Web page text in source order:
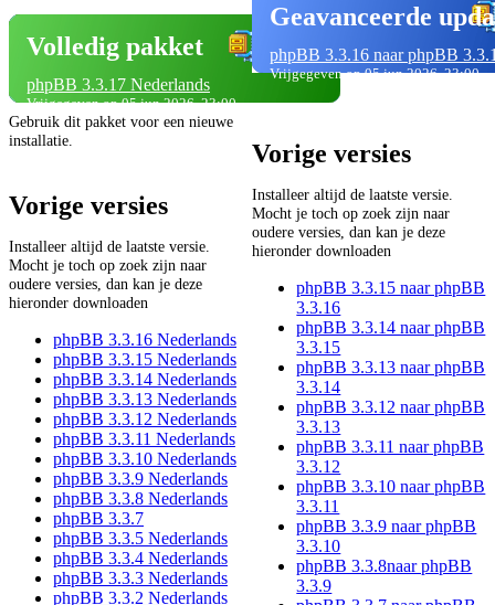
Volledig pakket
phpBB 3.3.17 Nederlands
Vrijgegeven op 05 jun 2026, 23:00
Gebruik dit pakket voor een nieuwe
installatie.
Vorige versies
Installeer altijd de laatste versie.
Mocht je toch op zoek zijn naar
oudere versies, dan kan je deze
hieronder downloaden
phpBB 3.3.16 Nederlands
phpBB 3.3.15 Nederlands
phpBB 3.3.14 Nederlands
phpBB 3.3.13 Nederlands
phpBB 3.3.12 Nederlands
phpBB 3.3.11 Nederlands
phpBB 3.3.10 Nederlands
phpBB 3.3.9 Nederlands
phpBB 3.3.8 Nederlands
phpBB 3.3.7
phpBB 3.3.5 Nederlands
phpBB 3.3.4 Nederlands
phpBB 3.3.3 Nederlands
phpBB 3.3.2 Nederlands
Geavanceerde
phpBB 3.3.16 naar phpBB
Vrijgegeven op 05 jun 2026, 23:00
Vorige versies
Installeer altijd de laatste versie.
Mocht je toch op zoek zijn naar
oudere versies, dan kan je deze
hieronder downloaden
phpBB 3.3.15 naar phpBB
3.3.16
phpBB 3.3.14 naar phpBB
3.3.15
phpBB 3.3.13 naar phpBB
3.3.14
phpBB 3.3.12 naar phpBB
3.3.13
phpBB 3.3.11 naar phpBB
3.3.12
phpBB 3.3.10 naar phpBB
3.3.11
phpBB 3.3.9 naar phpBB
3.3.10
phpBB 3.3.8naar phpBB
3.3.9